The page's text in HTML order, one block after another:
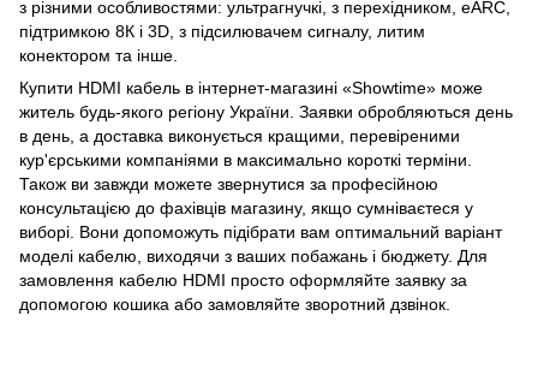
з різними особливостями: ультрагнучкі, з перехідником, eARC,
підтримкою 8К і 3D, з підсилювачем сигналу, литим
конектором та інше.
Купити HDMI кабель в інтернет-магазині «Showtime» може
житель будь-якого регіону України. Заявки обробляються день
в день, а доставка виконується кращими, перевіреними
кур'єрськими компаніями в максимально короткі терміни.
Також ви завжди можете звернутися за професійною
консультацією до фахівців магазину, якщо сумніваєтеся у
виборі. Вони допоможуть підібрати вам оптимальний варіант
моделі кабелю, виходячи з ваших побажань і бюджету. Для
замовлення кабелю HDMI просто оформляйте заявку за
допомогою кошика або замовляйте зворотний дзвінок.